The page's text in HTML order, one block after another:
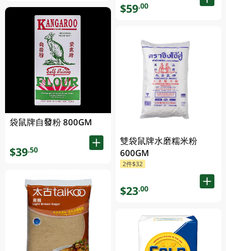
袋鼠牌自發粉 800GM
$39.50
$59.00
雙袋鼠牌水磨糯米粉
600GM
2件$32
$23.00